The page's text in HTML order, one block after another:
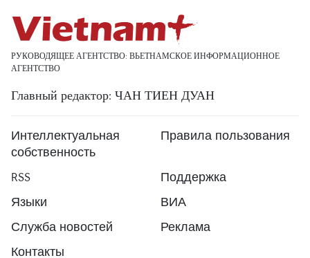
РУКОВОДЯЩЕЕ АГЕНТСТВО: ВЬЕТНАМСКОЕ ИНФОРМАЦИОННОЕ
АГЕНТСТВО
Главный редактор: ЧАН ТИЕН ДУАН
Интеллектуальная
собственность
Правила пользования
RSS
Поддержка
Языки
ВИА
Служба новостей
Реклама
Контакты